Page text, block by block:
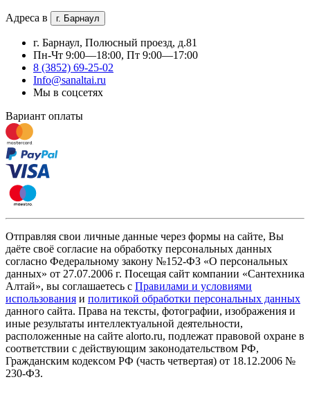
Адреса в г. Барнаул
г. Барнаул, Полюсный проезд, д.81
Пн-Чт 9:00—18:00, Пт 9:00—17:00
8 (3852) 69-25-02
Info@sanaltai.ru
Мы в соцсетях
Вариант оплаты
Отправляя свои личные данные через формы на сайте, Вы
даёте своё согласие на обработку персональных данных
согласно Федеральному закону №152-ФЗ «О персональных
данных» от 27.07.2006 г. Посещая сайт компании «Cантехника
Алтай», вы соглашаетесь с Правилами и условиями
использования и политикой обработки персональных данных
данного сайта. Права на тексты, фотографии, изображения и
иные результаты интеллектуальной деятельности,
расположенные на сайте alorto.ru, подлежат правовой охране в
соответствии с действующим законодательством РФ,
Гражданским кодексом РФ (часть четвертая) от 18.12.2006 №
230-ФЗ.